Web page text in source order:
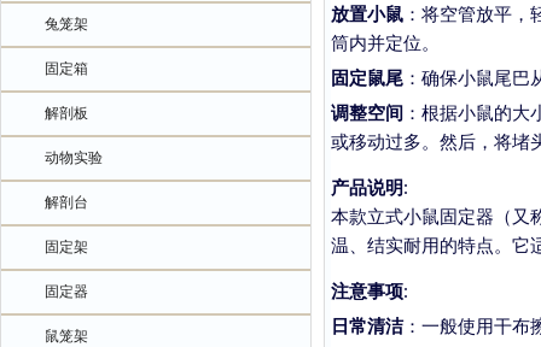
兔笼架
固定箱
解剖板
动物实验
解剖台
固定架
固定器
鼠笼架
放置小鼠 ：将空管放平
筒内并定位。
固定鼠尾 ：确保小鼠尾
调整空间 ：根据小鼠的
或移动过多。然后，将堵
产品说明:
本款立式小鼠固定器（又
温、结实耐用的特点。它
注意事项:
日常清洁：一般使用干布